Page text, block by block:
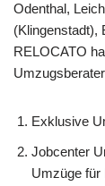
Odenthal,
(Klingenstadt),
RELOCATO
Exklusive
Jobcenter
Umzüge für